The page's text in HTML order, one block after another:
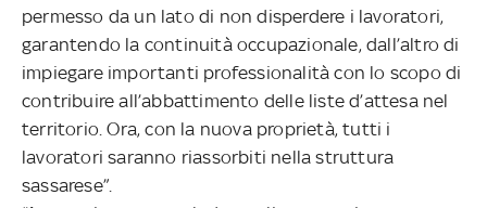
permesso da un lato di non disperdere i lavoratori,
garantendo la continuità occupazionale, dall’altro di
impiegare importanti professionalità con lo scopo di
contribuire all’abbattimento delle liste d’attesa nel
territorio. Ora, con la nuova proprietà, tutti i
lavoratori saranno riassorbiti nella struttura
sassarese”.